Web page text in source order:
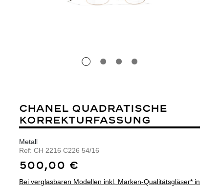
CHANEL QUADRATISCHE
KORREKTURFASSUNG
Metall
Ref: CH 2216 C226 54/16
500,00 €
Bei verglasbaren Modellen inkl. Marken-Qualitätsgläser* in